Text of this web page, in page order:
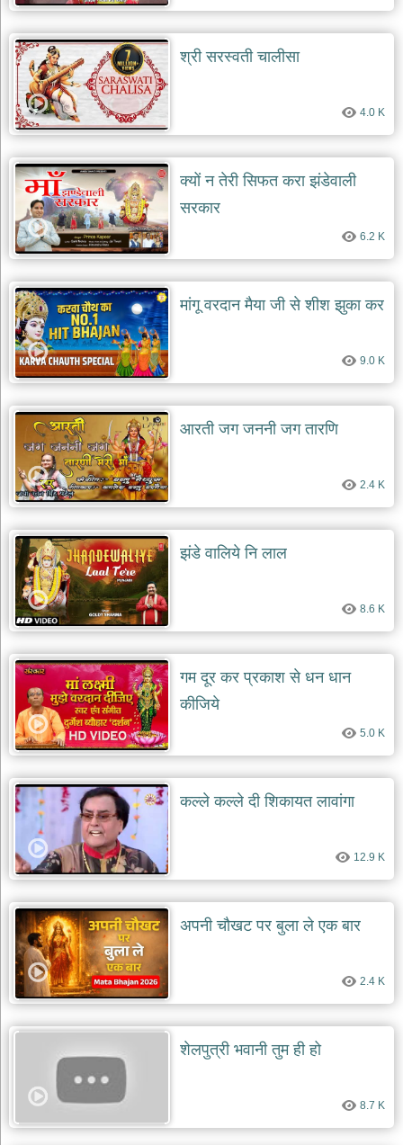
श्री सरस्वती चालीसा
4.0 K
क्यों न तेरी सिफत करा झंडेवाली
सरकार
6.2 K
मांगू वरदान मैया जी से शीश झुका कर
9.0 K
आरती जग जननी जग तारणि
2.4 K
झंडे वालिये नि लाल
8.6 K
गम दूर कर प्रकाश से धन धान
कीजिये
5.0 K
कल्ले कल्ले दी शिकायत लावांगा
12.9 K
अपनी चौखट पर बुला ले एक बार
2.4 K
शेलपुत्री भवानी तुम ही हो
8.7 K